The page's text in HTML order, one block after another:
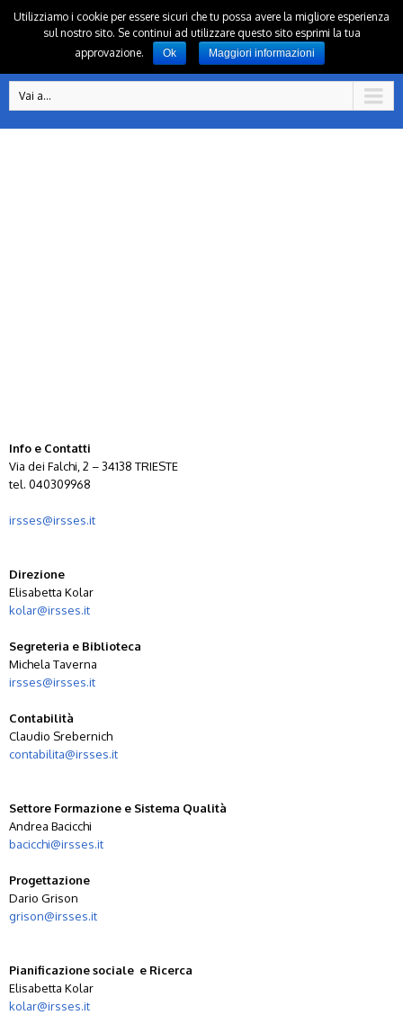
Vai a...
Info e Contatti
Via dei Falchi, 2 – 34138 TRIESTE
tel. 040309968
irsses@irsses.it
Direzione
Elisabetta Kolar
kolar@irsses.it
Segreteria e Biblioteca
Michela Taverna
irsses@irsses.it
Contabilità
Claudio Srebernich
contabilita@irsses.it
Settore Formazione e Sistema Qualità
Andrea Bacicchi
bacicchi@irsses.it
Progettazione
Dario Grison
grison@irsses.it
Pianificazione sociale e Ricerca
Elisabetta Kolar
kolar@irsses.it
Utilizziamo i cookie per essere sicuri che tu possa avere la migliore esperienza
sul nostro sito. Se continui ad utilizzare questo sito esprimi la tua
approvazione.
Ok Maggiori informazioni